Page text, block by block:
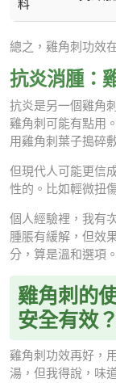
料
總之，雞角刺功效
抗炎消腫：
抗炎是另一個雞角
雞角刺可能有點用
用雞角刺葉子搗碎
但現代人可能更信
性的。比如輕微扭
個人經驗裡，我有
腫脹有緩解，但效
分，算是溫和選項。
雞角刺的
安全有效？
雞角刺功效再好，
湯，但我得說，味